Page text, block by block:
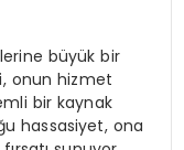
büyük bir
onun hizmet
bir kaynak
hassasiyet, ona